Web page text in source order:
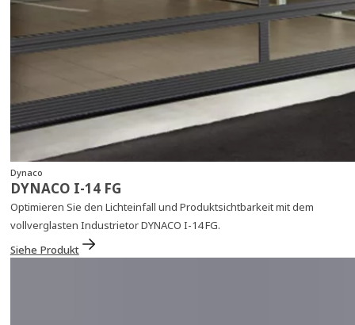
Dynaco
DYNACO I-14 FG
Optimieren Sie den Lichteinfall und Produktsichtbarkeit mit dem
vollverglasten Industrietor DYNACO I-14 FG.
Siehe Produkt